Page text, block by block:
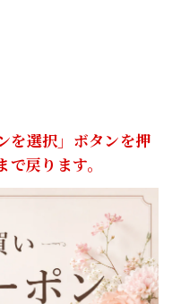
を選択」ボタンを押
戻ります。